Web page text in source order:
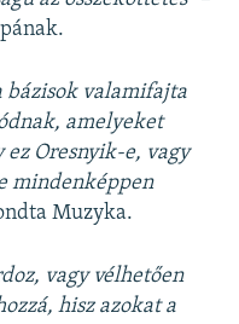
bázisok valamifajta
amelyeket
Oresnyik-e, vagy
mindenképpen
Muzyka.
vagy vélhetően
hisz azokat a